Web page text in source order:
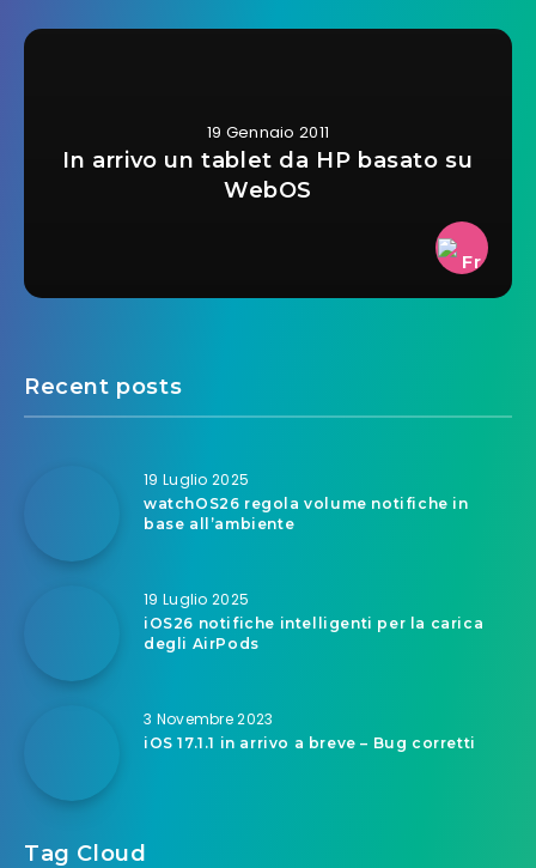
19 Gennaio 2011
In arrivo un tablet da HP basato su
WebOS
Recent posts
19 Luglio 2025
watchOS26 regola volume notifiche in
base all’ambiente
19 Luglio 2025
iOS26 notifiche intelligenti per la carica
degli AirPods
3 Novembre 2023
iOS 17.1.1 in arrivo a breve – Bug corretti
Tag Cloud